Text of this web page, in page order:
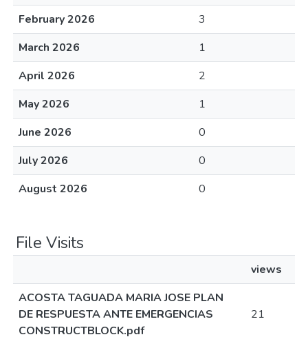
February 2026
3
March 2026
1
April 2026
2
May 2026
1
June 2026
0
July 2026
0
August 2026
0
File Visits
views
ACOSTA TAGUADA MARIA JOSE PLAN
DE RESPUESTA ANTE EMERGENCIAS
CONSTRUCTBLOCK.pdf
21